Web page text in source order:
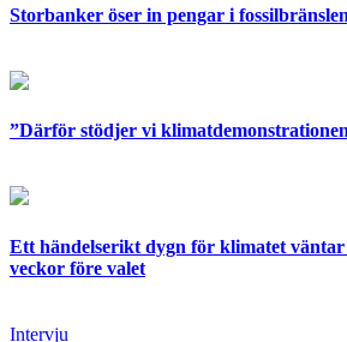
Storbanker öser in pengar i
”Därför stödjer vi
Ett händelserikt dygn för klimatet
veckor före valet
Intervju